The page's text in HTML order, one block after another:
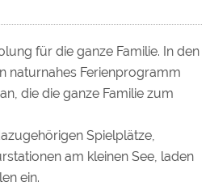
für die ganze Familie. In den
naturnahes Ferienprogramm
die die ganze Familie zum
Spielplätze,
am kleinen See, laden
ein.